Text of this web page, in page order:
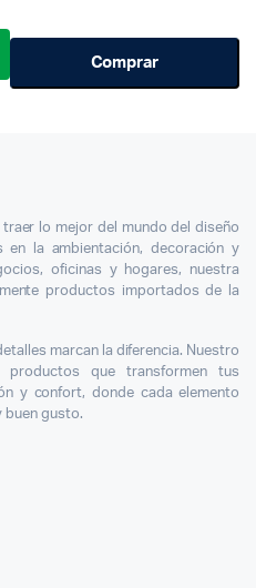
Comprar
lo mejor del mundo del diseño
en la ambientación, decoración y
oficinas y hogares, nuestra
productos importados de la
marcan la diferencia. Nuestro
productos que transformen tus
y confort, donde cada elemento
buen gusto.